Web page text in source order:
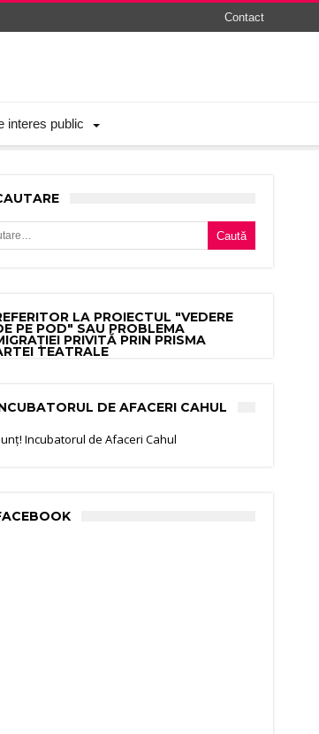
Contact
interes public
LA PROIECTUL "VEDERE
PE POD" SAU PROBLEMA
PRIVITĂ PRIN PRISMA
TEATRALE
DE AFACERI CAHUL